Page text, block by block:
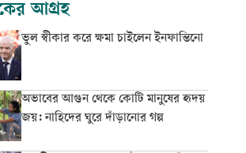
আগ্রহ
ভুল স্বীকার করে ক্ষমা চাইলেন ইনফান্তিনো
অভাবের আগুন থেকে কোটি মানুষের হৃদয়
জয়: নাহিদের ঘুরে দাঁড়ানোর গল্প